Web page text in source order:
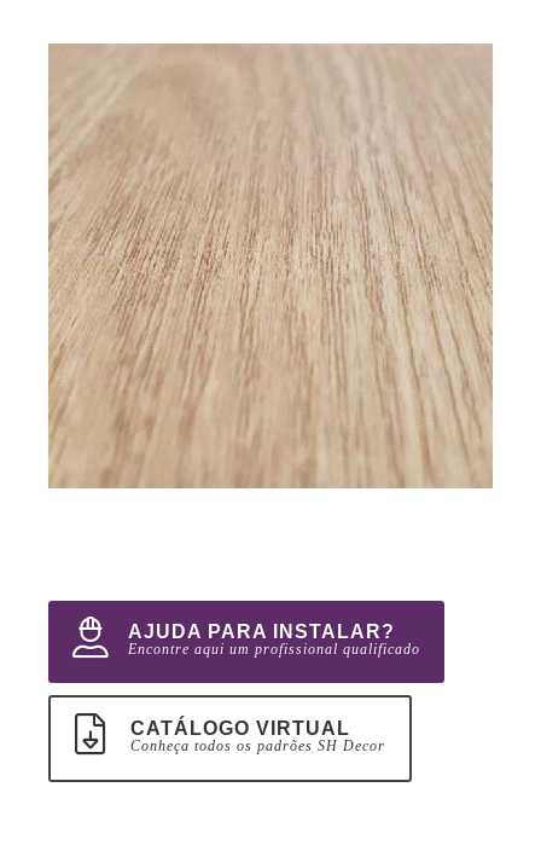
AJUDA PARA INSTALAR?
Encontre aqui um profissional qualificado
CATÁLOGO VIRTUAL
Conheça todos os padrões SH Decor